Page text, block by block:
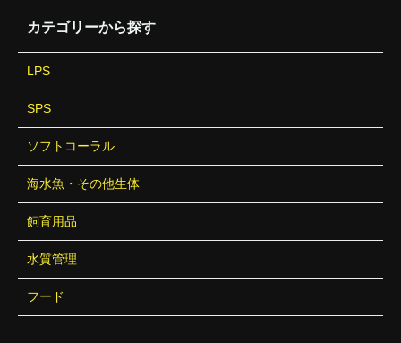
カテゴリーから探す
LPS
SPS
ソフトコーラル
海水魚・その他生体
飼育用品
水質管理
フード